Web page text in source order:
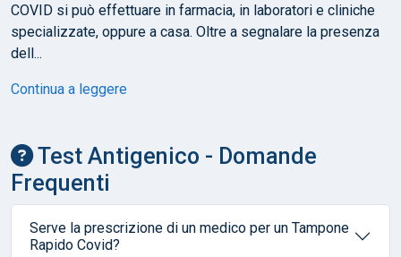
COVID si può effettuare in farmacia, in laboratori e cliniche
specializzate, oppure a casa. Oltre a segnalare la presenza
dell...
Continua a leggere
Test Antigenico - Domande
Frequenti
Serve la prescrizione di un medico per un Tampone
Rapido Covid?